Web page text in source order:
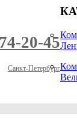
20-45
Санкт-Петербург